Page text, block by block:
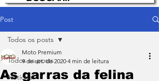
Post
Todos os posts
Notícias
Todos os posts
As garras da felina
Moto Premium
9 de set. de 2020 4 min de leitura